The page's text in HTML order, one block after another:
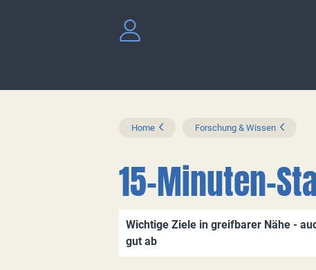
Home Forschung & Wissen
15-Minuten-
Wichtige Ziele in greifbarer Nähe -
gut ab